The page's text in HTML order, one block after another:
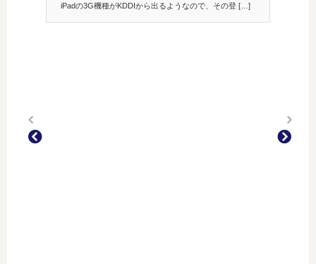
iPadの3G機種がKDDIから出るようなので、その登 […]
見ない
クター
後まで